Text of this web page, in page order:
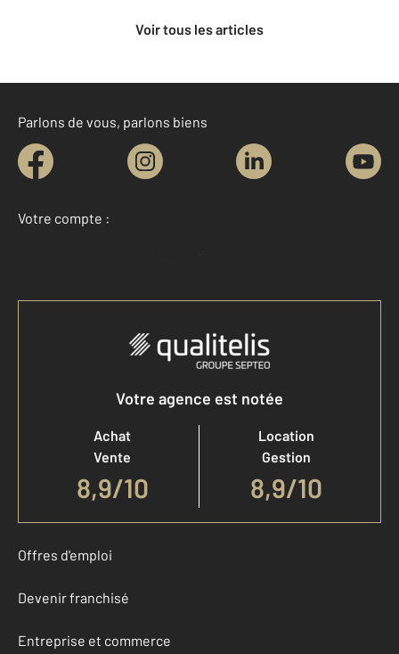
Voir tous les articles
Parlons de vous, parlons biens
Votre compte :
Accéder à mon compte
Votre agence est notée
Achat
Vente
8,9/10
Location
Gestion
8,9/10
Offres d'emploi
Devenir franchisé
Entreprise et commerce